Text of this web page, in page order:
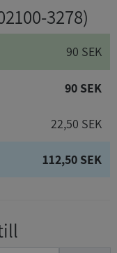
3278)
90 SEK
90 SEK
22,50 SEK
112,50 SEK